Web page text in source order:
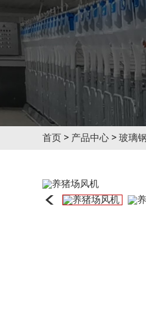
首页 > 产品中心 > 玻璃